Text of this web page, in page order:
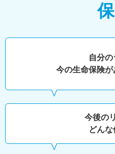
自分
今の生命保険
今後の
どん